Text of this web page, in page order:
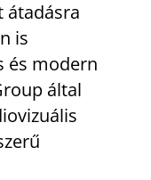
átadásra
is
és modern
által